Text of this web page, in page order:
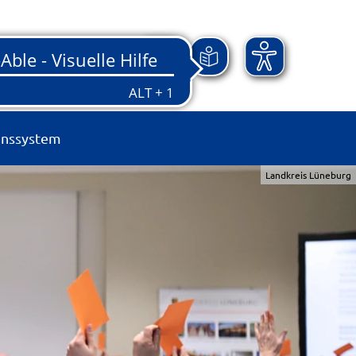
Landkreis Lüneburg